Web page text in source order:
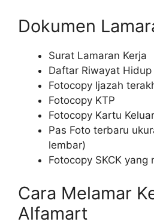
Dokumen
Surat Lamaran Kerja
Daftar Riwayat Hidup
Fotocopy Ijazah
Fotocopy KTP
Fotocopy Kartu
Pas Foto terbaru
lembar)
Fotocopy SKCK yang
Cara Melamar
Alfamart